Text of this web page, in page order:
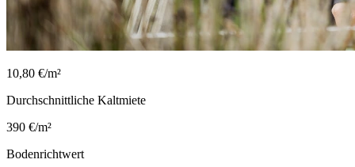
10,80 €/m²
Durchschnittliche Kaltmiete
390 €/m²
Bodenrichtwert